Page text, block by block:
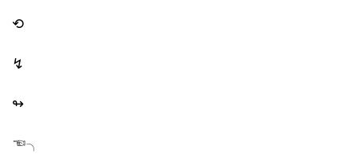
⟲
↯︎
↬
☜╮